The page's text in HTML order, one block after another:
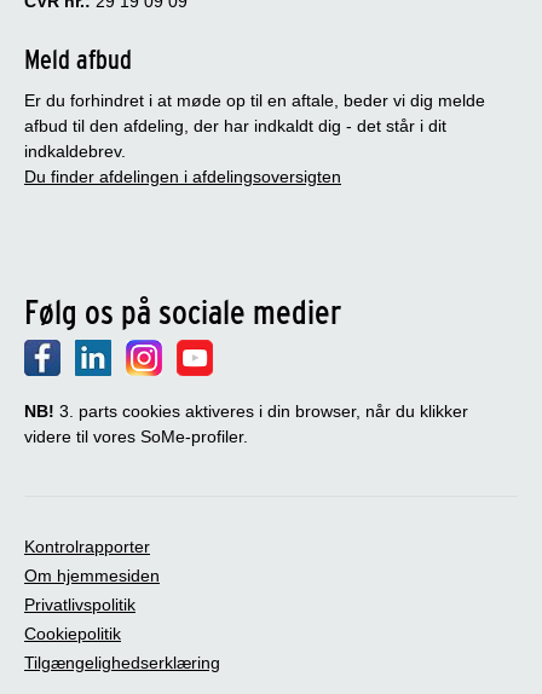
Meld afbud
Er du forhindret i at møde op til en aftale, beder vi dig melde
afbud til den afdeling, der har indkaldt dig - det står i dit
indkaldebrev.
Du finder afdelingen i afdelingsoversigten
Følg os på sociale medier
NB! 3. parts cookies aktiveres i din browser, når du klikker
videre til vores SoMe-profiler.
Kontrolrapporter
Om hjemmesiden
Privatlivspolitik
Cookiepolitik
Tilgængelighedserklæring